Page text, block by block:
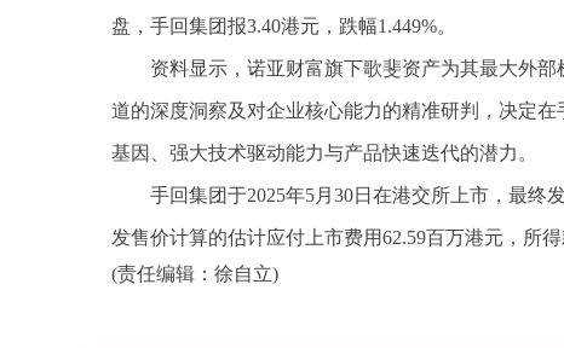
盘，手回集团报3.40港元，跌幅1.449%。
资料显示，诺亚财富旗下歌斐资产为其最大外
道的深度洞察及对企业核心能力的精准研判，决定
基因、强大技术驱动能力与产品快速迭代的潜力。
手回集团于2025年5月30日在港交所上市，最终
发售价计算的估计应付上市费用62.59百万港元，所得
(责任编辑：徐自立)